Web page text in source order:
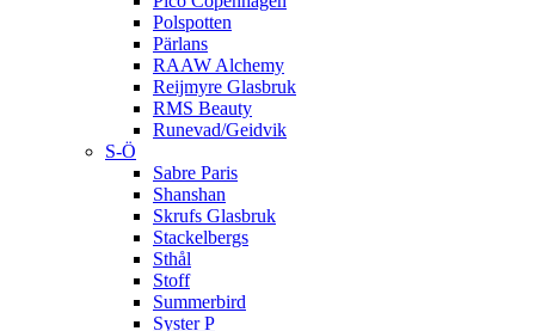
Polspotten
Pärlans
RAAW Alchemy
Reijmyre Glasbruk
RMS Beauty
Runevad/Geidvik
S-Ö
Sabre Paris
Shanshan
Skrufs Glasbruk
Stackelbergs
Sthål
Stoff
Summerbird
Syster P